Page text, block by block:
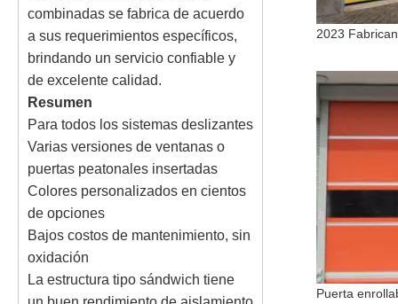
combinadas se fabrica de acuerdo
a sus requerimientos específicos,
brindando un servicio confiable y
de excelente calidad.
Resumen
Para todos los sistemas deslizantes
Varias versiones de ventanas o
puertas peatonales insertadas
Colores personalizados en cientos
de opciones
Bajos costos de mantenimiento, sin
oxidación
La estructura tipo sándwich tiene